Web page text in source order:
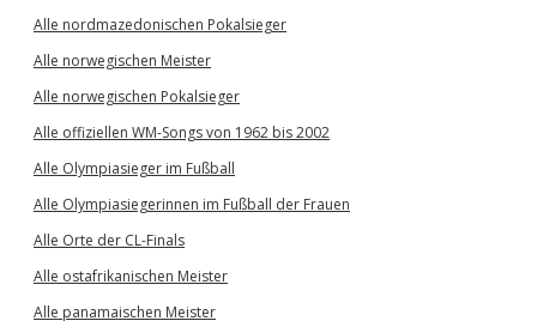
Alle nordmazedonischen Pokalsieger
Alle norwegischen Meister
Alle norwegischen Pokalsieger
Alle offiziellen WM-Songs von 1962 bis 2002
Alle Olympiasieger im Fußball
Alle Olympiasiegerinnen im Fußball der Frauen
Alle Orte der CL-Finals
Alle ostafrikanischen Meister
Alle panamaischen Meister